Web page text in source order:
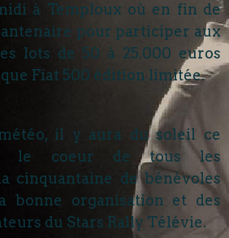
à Temploux où en fin de
pour participer aux
lots de 50 à 25.000 euros
Fiat 500 édition limitée.
il y aura du soleil ce
le coeur de tous les
cinquantaine de bénévoles
bonne organisation et des
du Stars Rally Télévie.